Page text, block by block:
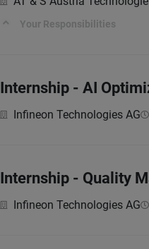
Your Responsibilities
Internship - AI
Infineon Technologies AG
Internship - Quality
Infineon Technologies AG